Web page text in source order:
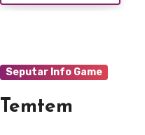
Seputar Info Game
Temtem